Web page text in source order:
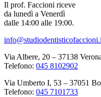
Il prof. Faccioni riceve
da lunedì a Venerdì
dalle 14:00 alle 19:00.
Via Albere, 20 – 37138
Telefono: 045 8102902
Via Umberto I, 53 – 37051
Telefono: 045 7101733